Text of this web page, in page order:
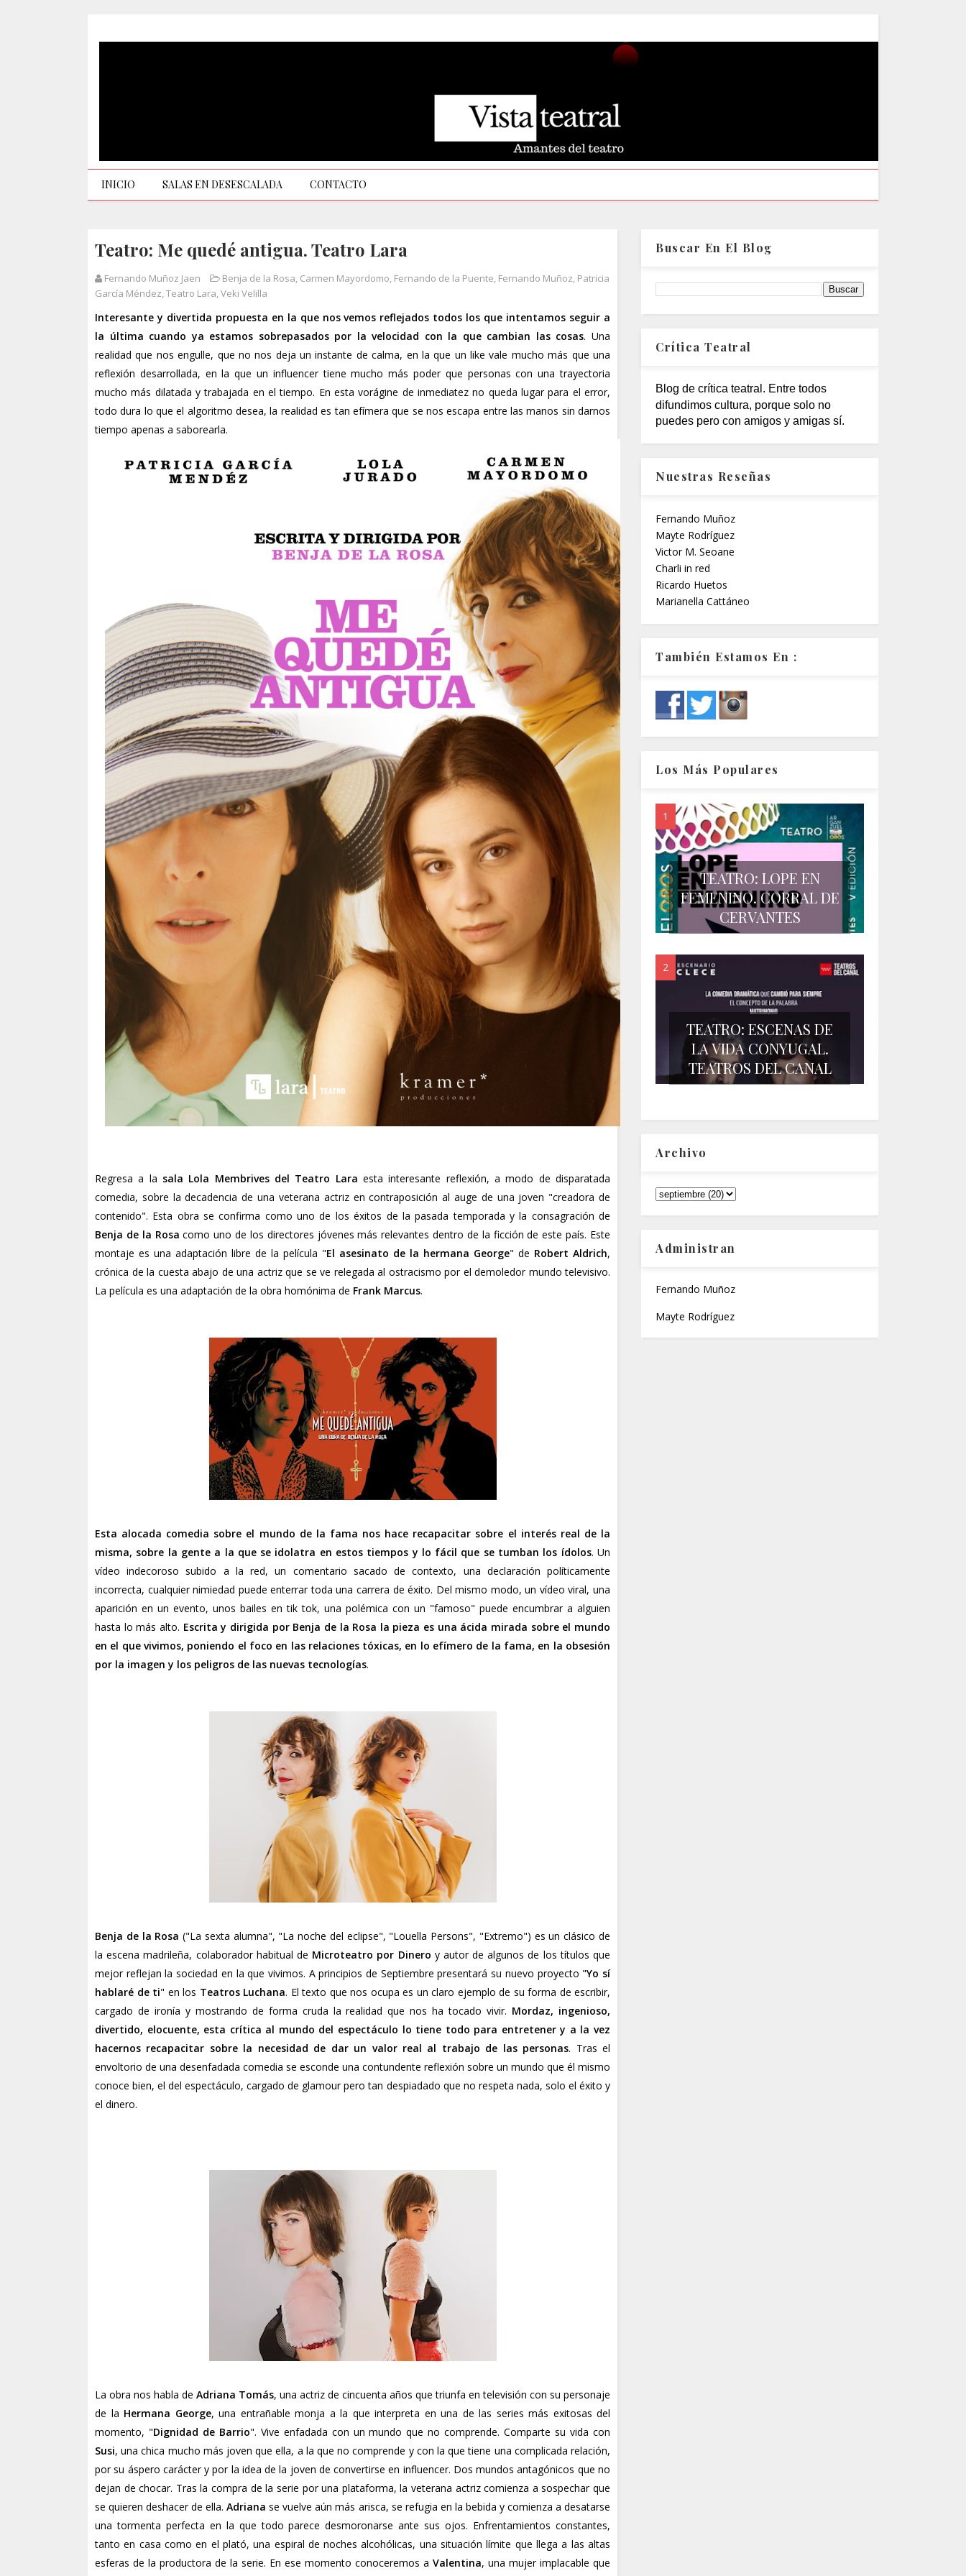
INICIO SALAS EN DESESCALADA CONTACTO
Teatro: Me quedé antigua. Teatro Lara
Fernando Muñoz Jaen Benja de la Rosa, Carmen Mayordomo, Fernando de la Puente, Fernando Muñoz, Patricia
García Méndez,Teatro Lara,Veki Velilla
Interesante y divertida propuesta en la que nos vemos reflejados todos los que intentamos seguir a
la última cuando ya estamos sobrepasados por la velocidad con la que cambian las cosas. Una
realidad que nos engulle, que no nos deja un instante de calma, en la que un like vale mucho más que una
reflexión desarrollada, en la que un influencer tiene mucho más poder que personas con una trayectoria
mucho más dilatada y trabajada en el tiempo. En esta vorágine de inmediatez no queda lugar para el error,
todo dura lo que el algoritmo desea, la realidad es tan efímera que se nos escapa entre las manos sin darnos
tiempo apenas a saborearla.
Regresa a la sala Lola Membrives del Teatro Lara esta interesante reflexión, a modo de disparatada
comedia, sobre la decadencia de una veterana actriz en contraposición al auge de una joven "creadora de
contenido". Esta obra se confirma como uno de los éxitos de la pasada temporada y la consagración de
Benja de la Rosa como uno de los directores jóvenes más relevantes dentro de la ficción de este país. Este
montaje es una adaptación libre de la película "El asesinato de la hermana George" de Robert Aldrich,
crónica de la cuesta abajo de una actriz que se ve relegada al ostracismo por el demoledor mundo televisivo.
La película es una adaptación de la obra homónima de Frank Marcus.
Esta alocada comedia sobre el mundo de la fama nos hace recapacitar sobre el interés real de la
misma, sobre la gente a la que se idolatra en estos tiempos y lo fácil que se tumban los ídolos. Un
vídeo indecoroso subido a la red, un comentario sacado de contexto, una declaración políticamente
incorrecta, cualquier nimiedad puede enterrar toda una carrera de éxito. Del mismo modo, un vídeo viral, una
aparición en un evento, unos bailes en tik tok, una polémica con un "famoso" puede encumbrar a alguien
hasta lo más alto. Escrita y dirigida por Benja de la Rosa la pieza es una ácida mirada sobre el mundo
en el que vivimos, poniendo el foco en las relaciones tóxicas, en lo efímero de la fama, en la obsesión
por la imagen y los peligros de las nuevas tecnologías.
Benja de la Rosa("La sexta alumna", "La noche del eclipse", "Louella Persons", "Extremo") es un clásico de
la escena madrileña, colaborador habitual de Microteatro por Dinero y autor de algunos de los títulos que
mejor reflejan la sociedad en la que vivimos. A principios de Septiembre presentará su nuevo proyecto "Yo sí
hablaré de ti" en los Teatros Luchana. El texto que nos ocupa es un claro ejemplo de su forma de escribir,
cargado de ironía y mostrando de forma cruda la realidad que nos ha tocado vivir. Mordaz, ingenioso,
divertido, elocuente, esta crítica al mundo del espectáculo lo tiene todo para entretener y a la vez
hacernos recapacitar sobre la necesidad de dar un valor real al trabajo de las personas. Tras el
envoltorio de una desenfadada comedia se esconde una contundente reflexión sobre un mundo que él mismo
conoce bien, el del espectáculo, cargado de glamour pero tan despiadado que no respeta nada, solo el éxito y
el dinero.
La obra nos habla de Adriana Tomás, una actriz de cincuenta años que triunfa en televisión con su personaje
de la Hermana George, una entrañable monja a la que interpreta en una de las series más exitosas del
momento, "Dignidad de Barrio". Vive enfadada con un mundo que no comprende. Comparte su vida con
Susi, una chica mucho más joven que ella, a la que no comprende y con la que tiene una complicada relación,
por su áspero carácter y por la idea de la joven de convertirse en influencer. Dos mundos antagónicos que no
dejan de chocar. Tras la compra de la serie por una plataforma, la veterana actriz comienza a sospechar que
se quieren deshacer de ella.Adriana se vuelve aún más arisca, se refugia en la bebida y comienza a desatarse
una tormenta perfecta en la que todo parece desmoronarse ante sus ojos. Enfrentamientos constantes,
tanto en casa como en el plató, una espiral de noches alcohólicas, una situación límite que llega a las altas
esferas de la productora de la serie. En ese momento conoceremos a Valentina, una mujer implacable que
Buscar En El Blog
Crítica Teatral
Blog de crítica teatral. Entre todos
difundimos cultura, porque solo no
puedes pero con amigos y amigas sí.
Nuestras Reseñas
Fernando Muñoz
Mayte Rodríguez
Victor M. Seoane
Charli in red
Ricardo Huetos
Marianella Cattáneo
También Estamos En :
Los Más Populares
TEATRO: LOPE EN
FEMENINO. CORRAL DE
CERVANTES
TEATRO: ESCENAS DE
LA VIDA CONYUGAL.
TEATROS DEL CANAL
Archivo
Administran
Fernando Muñoz
Mayte Rodríguez